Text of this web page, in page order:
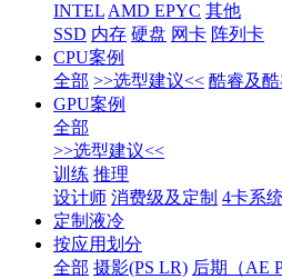
INTEL AMD EPYC 其他
SSD 内存 硬盘 网卡 阵列卡
CPU案例
全部 >>选型建议<< 酷睿及
GPU案例
全部
>>选型建议<<
训练 推理
设计师 消费级及定制 4卡系
定制液冷
按应用划分
全部 摄影(PS LR) 后期（AE